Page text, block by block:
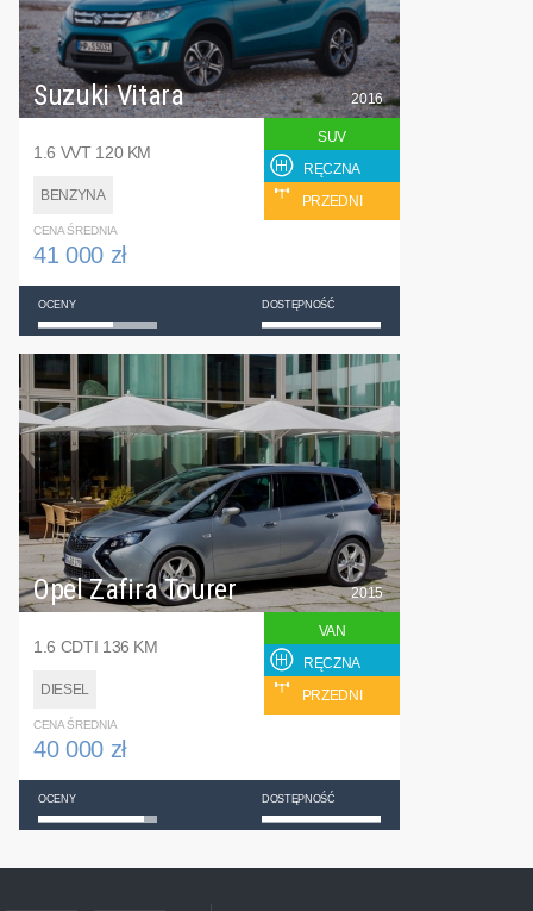
Suzuki Vitara
1.6 VVT 120 KM
BENZYNA
2016
SUV
RĘCZNA
PRZEDNI
CENA ŚREDNIA
41 000 zł
OCENY DOSTĘPNOŚĆ
Opel Zafira Tourer
1.6 CDTI 136 KM
DIESEL
2015
VAN
RĘCZNA
PRZEDNI
CENA ŚREDNIA
40 000 zł
OCENY DOSTĘPNOŚĆ